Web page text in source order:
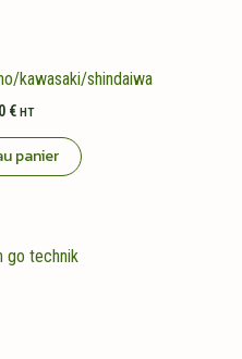
kawasaki/shindaiwa
€ HT
panier